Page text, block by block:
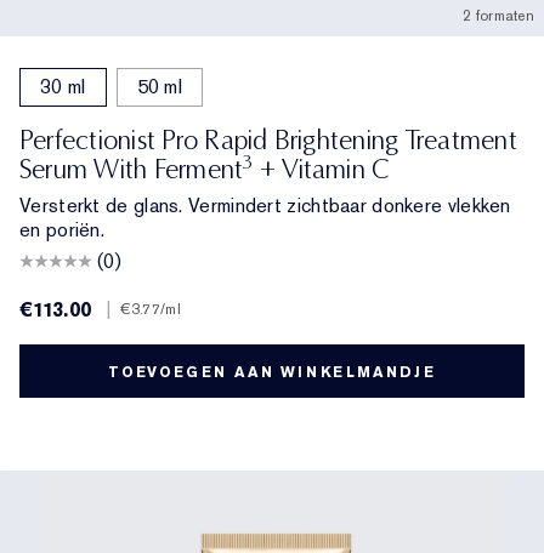
2 formaten
30 ml 50 ml
Perfectionist Pro Rapid Brightening Treatment
Serum With Ferment3 + Vitamin C
Versterkt de glans. Vermindert zichtbaar donkere vlekken
en poriën.
(0)
€113.00
€3.77/ml
TOEVOEGEN AAN WINKELMANDJE